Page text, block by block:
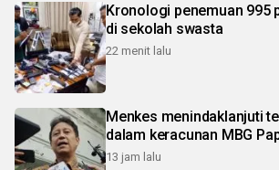
Kronologi penemuan 995
di sekolah swasta
22 menit lalu
Menkes menindaklanjuti
dalam keracunan MBG
13 jam lalu